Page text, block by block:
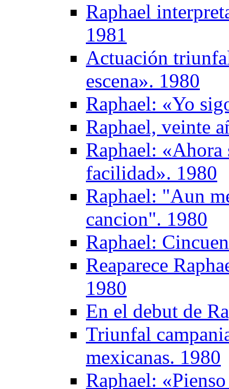
Raphael
1981
Actuación
escena». 1980
Raphael: «Yo
Raphael, veinte
Raphael: «Ahora
facilidad». 1980
Raphael: "Aun
cancion". 1980
Raphael:
Reaparece
1980
En el debut de
Triunfal
mexicanas. 1980
Raphael: